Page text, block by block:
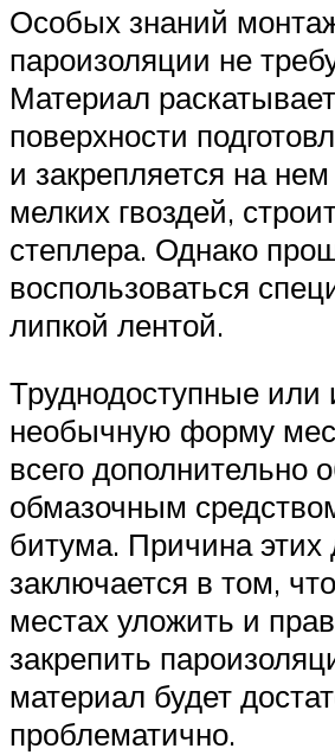
Особых знаний
пароизоляции не
Материал
поверхности
и закрепляется на
мелких гвоздей,
степлера. Однако
воспользоваться
липкой лентой.
Труднодоступные
необычную форму
всего дополнительно
обмазочным
битума. Причина этих
заключается в том,
местах уложить и
закрепить
материал будет
проблематично.